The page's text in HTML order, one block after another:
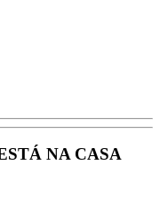
NA CASA